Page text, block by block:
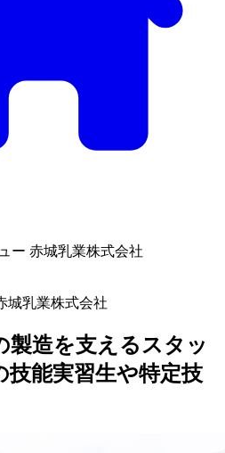
ー 赤城乳業株式会社
城乳業株式会社
製造を支えるスタッ
技能実習生や特定技